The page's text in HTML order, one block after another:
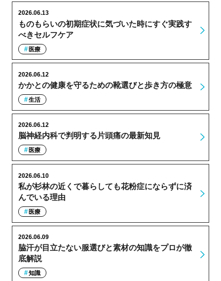
ものもらいの初期症状に気づいた時にすぐ実践す
べきセルフケア
2026.06.13
医療
かかとの健康を守るための靴選びと歩き方の極意
2026.06.12
生活
脳神経内科で判明する片頭痛の最新知見
2026.06.12
医療
私が杉林の近くで暮らしても花粉症にならずに済
んでいる理由
2026.06.10
医療
脇汗が目立たない服選びと素材の知識をプロが徹
底解説
2026.06.09
知識